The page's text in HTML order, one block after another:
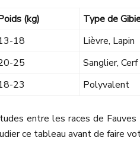
(kg) Type de
18 Lièvre, Lapin
25 Sanglier, Cerf
23 Polyvalent
entre les races de
ce tableau avant de faire